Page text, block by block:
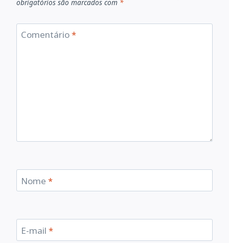
obrigatórios são marcados com *
Comentário*
Nome *
E-mail *